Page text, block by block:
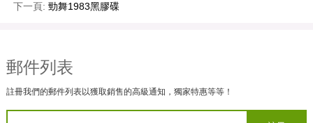
下一頁: 勁舞1983黑膠碟
郵件列表
註冊我們的郵件列表以獲取銷售的高級通知，獨家特惠等等！